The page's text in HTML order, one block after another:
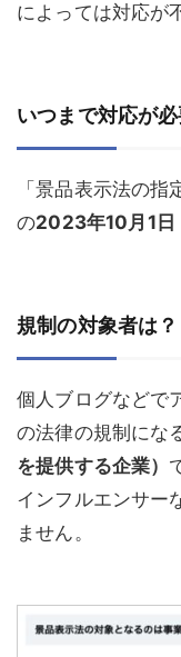
によっては対応が
いつまで対応が必
「景品表示法の
の2023年10月1日
規制の対象者は？
個人ブログなどで
の法律の規制にな
を提供する企業）
インフルエンサー
ません。